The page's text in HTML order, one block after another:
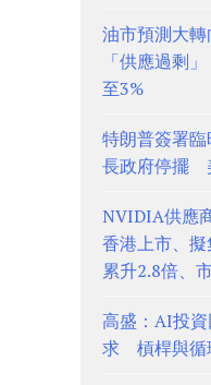
油市預測大
「供應過剩
至3%
特朗普簽署
長政府停擺
NVIDIA供應
香港上市、
累升2.8倍、
高盛：AI投
求 槓桿與循